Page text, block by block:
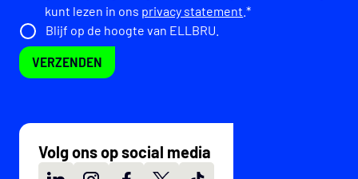
kunt lezen in ons privacy statement .*
Blijf op de hoogte van ELLBRU.
VERZENDEN
Volg ons op social media